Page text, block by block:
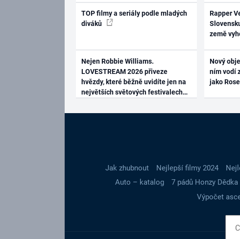
TOP filmy a seriály podle mladých
diváků
Nejen Robbie Williams.
LOVESTREAM 2026 přiveze
hvězdy, které běžně uvidíte jen na
největších světových festivalech
Rapper
země
Nový
ním vodí
jako
Jak zhubnout Nejlepší filmy 2024
Auto – katalog
7 pádů Honzy Dědka
Výpočet